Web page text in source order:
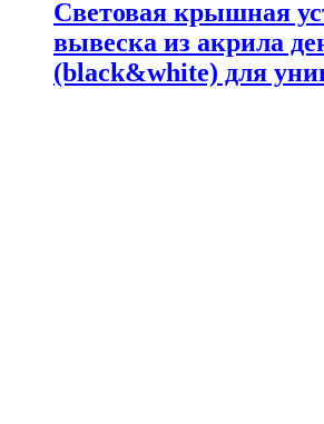
Световая крышная
вывеска из акрила
(black&white) для